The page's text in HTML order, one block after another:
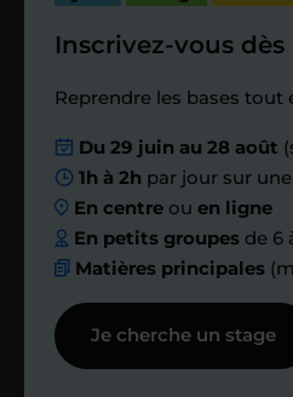
Étape 4
Nous
ensemble
échanges
Afin de suivre le
réalisés, votre
même vous
Inscrivez-vous
Reprendre les bases
Du 29 juin au 28 août
1h à 2h par jour sur
En centre ouen ligne
En petits groupes de 6
Matières principales
Je cherche un stage